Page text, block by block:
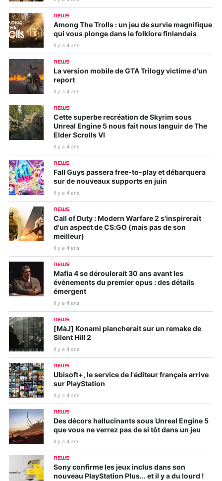
NEWS
Among The Trolls : un jeu de survie magnifique
qui vous plonge dans le folklore finlandais
Il y a 4 ans
NEWS
La version mobile de GTA Trilogy victime d'un
report
Il y a 4 ans
NEWS
Cette superbe recréation de Skyrim sous
Unreal Engine 5 nous fait nous languir de The
Elder Scrolls VI
Il y a 4 ans
NEWS
Fall Guys passera free-to-play et débarquera
sur de nouveaux supports en juin
Il y a 4 ans
NEWS
Call of Duty : Modern Warfare 2 s'inspirerait
d'un aspect de CS:GO (mais pas de son
meilleur)
Il y a 4 ans
NEWS
Mafia 4 se déroulerait 30 ans avant les
événements du premier opus : des détails
émergent
Il y a 4 ans
NEWS
[MàJ] Konami plancherait sur un remake de
Silent Hill 2
Il y a 4 ans
NEWS
Ubisoft+, le service de l'éditeur français arrive
sur PlayStation
Il y a 4 ans
NEWS
Des décors hallucinants sous Unreal Engine 5
que vous ne verrez pas de si tôt dans un jeu
Il y a 4 ans
NEWS
Sony confirme les jeux inclus dans son
nouveau PlayStation Plus... et il y a du lourd !